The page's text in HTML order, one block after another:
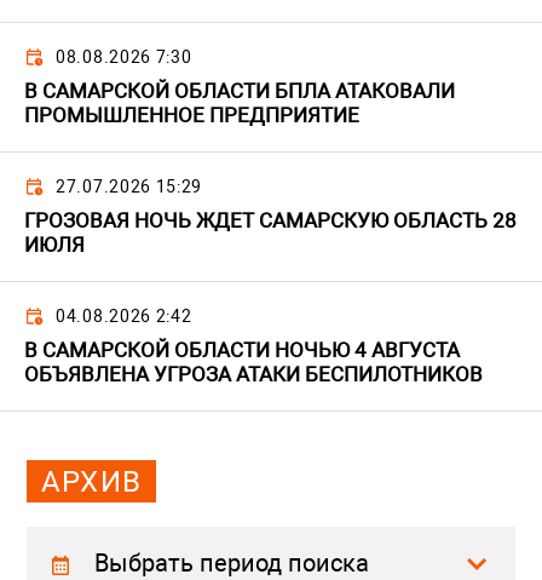
08.08.2026 7:30
В САМАРСКОЙ ОБЛАСТИ БПЛА АТАКОВАЛИ
ПРОМЫШЛЕННОЕ ПРЕДПРИЯТИЕ
27.07.2026 15:29
ГРОЗОВАЯ НОЧЬ ЖДЕТ САМАРСКУЮ ОБЛАСТЬ 28
ИЮЛЯ
04.08.2026 2:42
В САМАРСКОЙ ОБЛАСТИ НОЧЬЮ 4 АВГУСТА
ОБЪЯВЛЕНА УГРОЗА АТАКИ БЕСПИЛОТНИКОВ
АРХИВ
Выбрать период поиска